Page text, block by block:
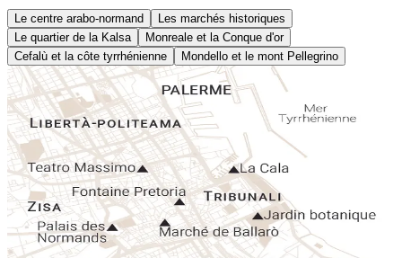
Le centre arabo-normand
Les marchés historiques
Le quartier de la Kalsa
Monreale et la Conque d'or
Cefalù et la côte tyrrhénienne
Mondello et le mont Pellegrino